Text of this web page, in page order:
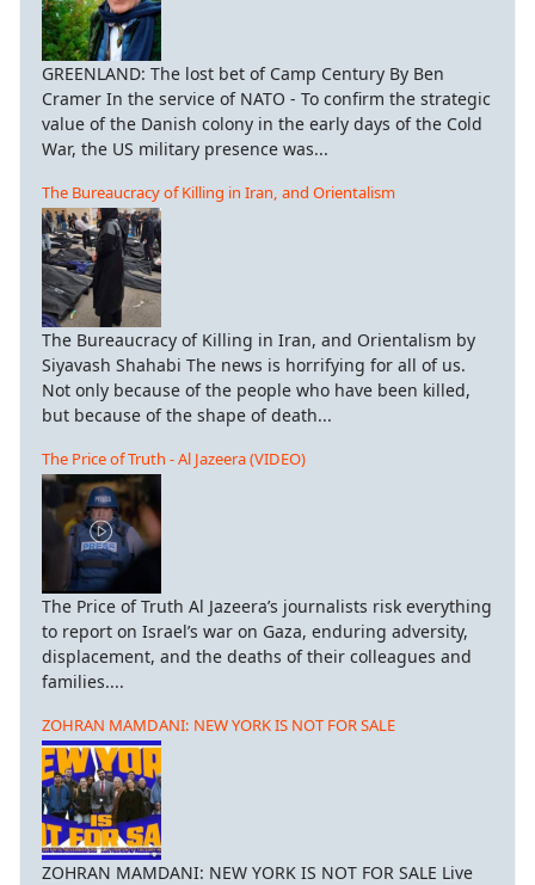
GREENLAND: The lost bet of Camp Century By Ben
Cramer In the service of NATO - To confirm the strategic
value of the Danish colony in the early days of the Cold
War, the US military presence was...
The Bureaucracy of Killing in Iran, and Orientalism
The Bureaucracy of Killing in Iran, and Orientalism by
Siyavash Shahabi The news is horrifying for all of us.
Not only because of the people who have been killed,
but because of the shape of death...
The Price of Truth - Al Jazeera (VIDEO)
The Price of Truth Al Jazeera’s journalists risk everything
to report on Israel’s war on Gaza, enduring adversity,
displacement, and the deaths of their colleagues and
families....
ZOHRAN MAMDANI: NEW YORK IS NOT FOR SALE
ZOHRAN MAMDANI: NEW YORK IS NOT FOR SALE Live